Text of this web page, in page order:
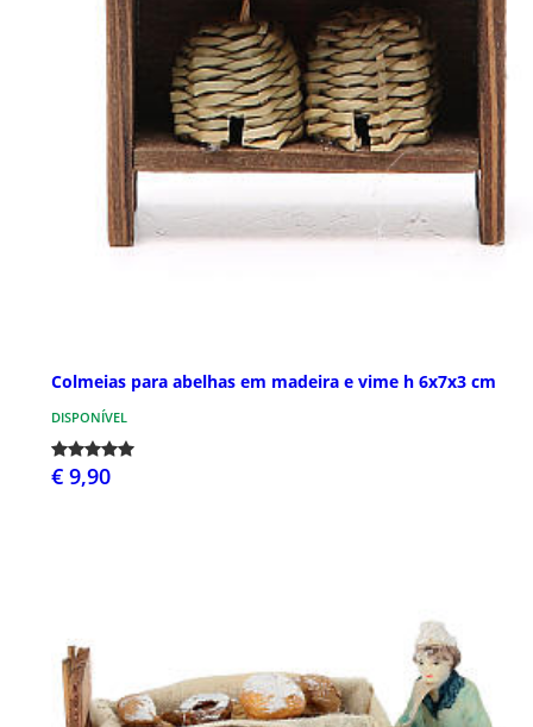
Colmeias para abelhas em madeira e vime h 6x7x3 cm
DISPONÍVEL
€ 9,90